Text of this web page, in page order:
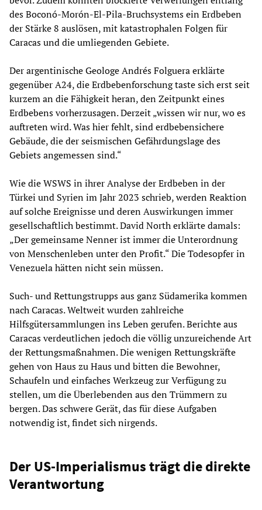
des Boconó-Morón-El-Pila-Bruchsystems ein Erdbeben
der Stärke 8 auslösen, mit katastrophalen Folgen für
Caracas und die umliegenden Gebiete.
Der argentinische Geologe Andrés Folguera erklärte
gegenüber A24, die Erdbebenforschung taste sich erst seit
kurzem an die Fähigkeit heran, den Zeitpunkt eines
Erdbebens vorherzusagen. Derzeit „wissen wir nur, wo es
auftreten wird. Was hier fehlt, sind erdbebensichere
Gebäude, die der seismischen Gefährdungslage des
Gebiets angemessen sind.“
Wie die WSWS in ihrer Analyse der Erdbeben in der
Türkei und Syrien im Jahr 2023 schrieb, werden Reaktion
auf solche Ereignisse und deren Auswirkungen immer
gesellschaftlich bestimmt. David North erklärte damals:
„Der gemeinsame Nenner ist immer die Unterordnung
von Menschenleben unter den Profit.“ Die Todesopfer in
Venezuela hätten nicht sein müssen.
Such- und Rettungstrupps aus ganz Südamerika kommen
nach Caracas. Weltweit wurden zahlreiche
Hilfsgütersammlungen ins Leben gerufen. Berichte aus
Caracas verdeutlichen jedoch die völlig unzureichende Art
der Rettungsmaßnahmen. Die wenigen Rettungskräfte
gehen von Haus zu Haus und bitten die Bewohner,
Schaufeln und einfaches Werkzeug zur Verfügung zu
stellen, um die Überlebenden aus den Trümmern zu
bergen. Das schwere Gerät, das für diese Aufgaben
notwendig ist, findet sich nirgends.
Der US-Imperialismus trägt die direkte
Verantwortung